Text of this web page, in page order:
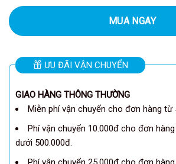
MUA NGAY
ƯU ĐÃI VẬN CHUYỂN
GIAO HÀNG THÔNG THƯỜNG
Miễn phí vận chuyển cho đơn hàng từ
Phí vận chuyển 10.000đ cho đơn
dưới 500.000đ.